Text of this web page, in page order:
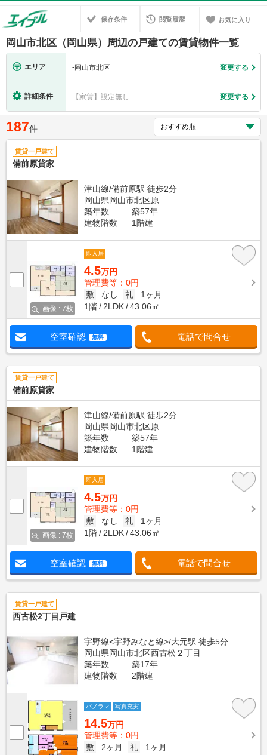
保存条件 閲覧履歴 お気に入り
岡山市北区（岡山県）周辺の戸建ての賃貸物件一覧
エリア -岡山市北区 変更する
詳細条件 【家賃】設定無し 変更する
187件
賃貸一戸建て
備前原貸家
津山線/備前原駅 徒歩2分
岡山県岡山市北区原
築年数
築57年
建物階数
1階建
画像 : 7枚
即入居
4.5万円
管理費等：0円
敷
なし 礼
1ヶ月
1階
2LDK 43.06㎡
空室確認 無料 電話で問合せ
賃貸一戸建て
備前原貸家
津山線/備前原駅 徒歩2分
岡山県岡山市北区原
築年数
築57年
建物階数
1階建
画像 : 7枚
即入居
4.5万円
管理費等：0円
敷
なし 礼
1ヶ月
1階
2LDK 43.06㎡
空室確認 無料 電話で問合せ
賃貸一戸建て
西古松2丁目戸建
宇野線<宇野みなと線>/大元駅 徒歩5分
岡山県岡山市北区西古松２丁目
築年数
築17年
建物階数
2階建
パノラマ 写真充実
14.5万円
管理費等：0円
敷
2ヶ月 礼
1ヶ月